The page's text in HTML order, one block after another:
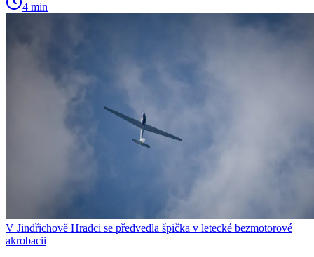
4 min
V Jindřichově Hradci se předvedla špička v letecké bezmotorové
akrobacii